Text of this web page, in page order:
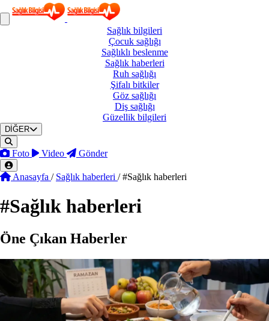
Sağlık bilgileri
Çocuk sağlığı
Sağlıklı beslenme
Sağlık haberleri
Ruh sağlığı
Şifalı bitkiler
Göz sağlığı
Diş sağlığı
Güzellik bilgileri
DİĞER
Foto Video Gönder
Anasayfa / Sağlık haberleri / #Sağlık haberleri
#Sağlık haberleri
Öne Çıkan Haberler